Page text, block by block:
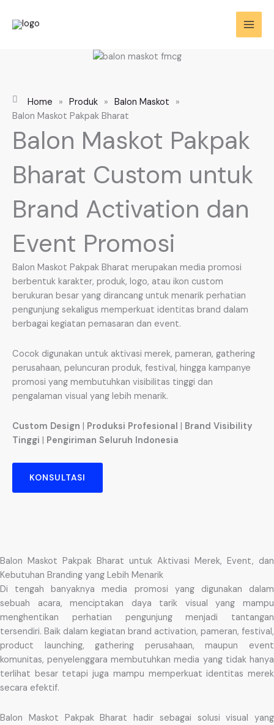
Home » Produk » Balon Maskot
»
Balon Maskot Pakpak Bharat
Balon Maskot Pakpak
Bharat Custom untuk
Brand Activation dan
Event Promosi
Balon Maskot Pakpak Bharat merupakan media promosi
berbentuk karakter, produk, logo, atau ikon custom
berukuran besar yang dirancang untuk menarik perhatian
pengunjung sekaligus memperkuat identitas brand dalam
berbagai kegiatan pemasaran dan event.
Cocok digunakan untuk aktivasi merek, pameran, gathering
perusahaan, peluncuran produk, festival, hingga kampanye
promosi yang membutuhkan visibilitas tinggi dan
pengalaman visual yang lebih menarik.
Custom Design | Produksi Profesional | Brand Visibility
Tinggi | Pengiriman Seluruh Indonesia
KONSULTASI
Balon Maskot Pakpak Bharat untuk Aktivasi Merek, Event, dan
Kebutuhan Branding yang Lebih Menarik
Di tengah banyaknya media promosi yang digunakan dalam
sebuah acara, menciptakan daya tarik visual yang mampu
menghentikan perhatian pengunjung menjadi tantangan
tersendiri. Baik dalam kegiatan brand activation, pameran, festival,
product launching, gathering perusahaan, maupun event
komunitas, penyelenggara membutuhkan media yang tidak hanya
terlihat besar tetapi juga mampu memperkuat identitas merek
secara efektif.
Balon Maskot Pakpak Bharat hadir sebagai solusi visual yang